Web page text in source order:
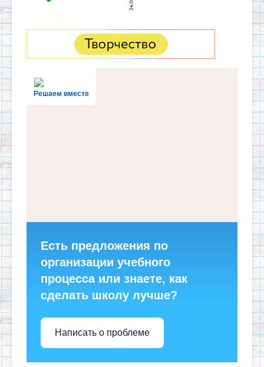
Решаем вместе
Есть предложения по
организации учебного
процесса или знаете, как
сделать школу лучше?
Написать о проблеме